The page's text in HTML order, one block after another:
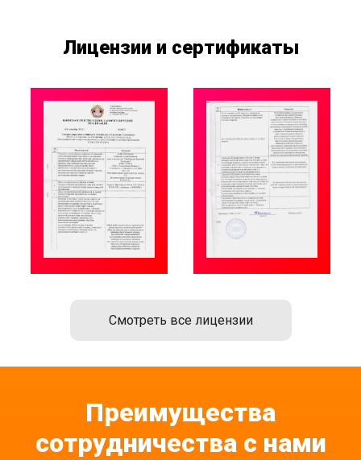
Лицензии и сертификаты
Смотреть все лицензии
Преимущества
сотрудничества с нами